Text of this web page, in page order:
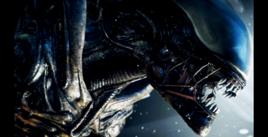
SARÀ
UN
MOBILE
GAME
SURVIVAL
HORROR